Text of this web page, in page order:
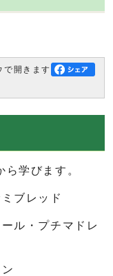
で開きます
学びます。
ブレッド
ル・プチマドレ